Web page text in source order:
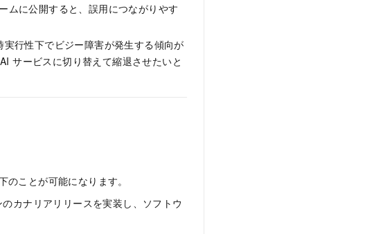
ムに公開すると、誤用につながりやす
行性下でビジー障害が発生する傾向が
サービスに切り替えて縮退させたいと
ことが可能になります。
カナリアリリースを実装し、ソフトウ